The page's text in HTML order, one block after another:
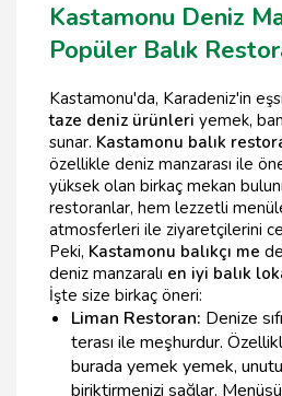
Kastamonu Deniz
Popüler Balık
Kastamonu'da, Karadeniz'in
taze deniz ürünleri yemek,
sunar. Kastamonu balık
özellikle deniz manzarası ile
yüksek olan birkaç mekan
restoranlar, hem lezzetli
atmosferleri ile ziyaretçilerini
Peki, Kastamonu balıkçı me
deniz manzaralı en iyi balık
İşte size birkaç öneri:
Liman Restoran: Denize
terası ile meşhurdur.
burada yemek yemek,
biriktirmenizi sağlar.